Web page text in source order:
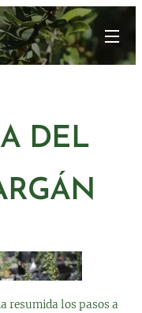
DEL
resumida los pasos a